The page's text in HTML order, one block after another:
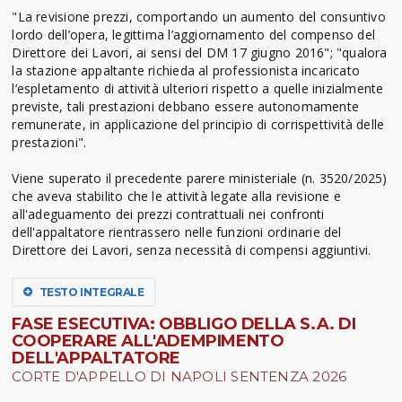
"La revisione prezzi, comportando un aumento del consuntivo
lordo dell’opera, legittima l’aggiornamento del compenso del
Direttore dei Lavori, ai sensi del DM 17 giugno 2016"; "qualora
la stazione appaltante richieda al professionista incaricato
l’espletamento di attività ulteriori rispetto a quelle inizialmente
previste, tali prestazioni debbano essere autonomamente
remunerate, in applicazione del principio di corrispettività delle
prestazioni".
Viene superato il precedente parere ministeriale (n. 3520/2025)
che aveva stabilito che le attività legate alla revisione e
all'adeguamento dei prezzi contrattuali nei confronti
dell'appaltatore rientrassero nelle funzioni ordinarie del
Direttore dei Lavori, senza necessità di compensi aggiuntivi.
TESTO INTEGRALE
FASE ESECUTIVA: OBBLIGO DELLA S.A. DI
COOPERARE ALL'ADEMPIMENTO
DELL'APPALTATORE
CORTE D'APPELLO DI NAPOLI SENTENZA 2026